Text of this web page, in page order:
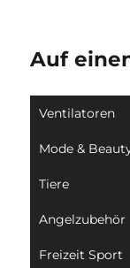
Auf
Ventilatoren
Mode &
Tiere
Angelzubehör
Freizeit Sport